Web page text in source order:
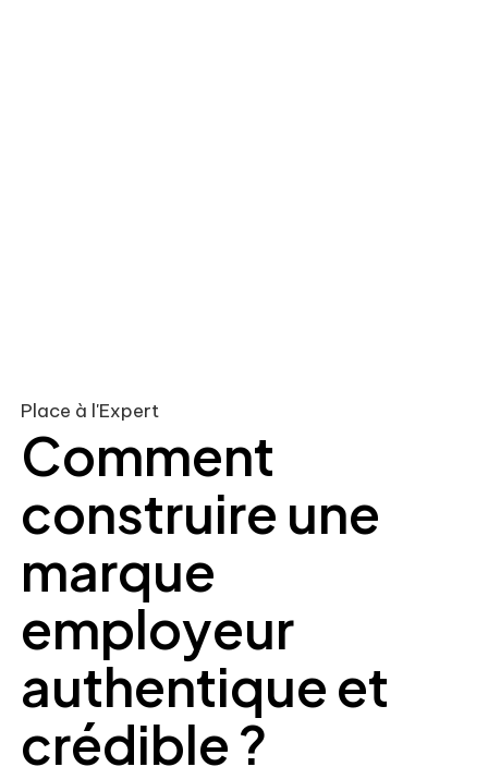
Place à l'Expert
Comment
construire une
marque
employeur
authentique et
crédible ?